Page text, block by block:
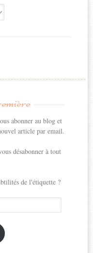
abonner au blog et
article par email.
désabonner à tout
de l'étiquette ?